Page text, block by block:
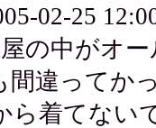
02-25
の中がオー
間違ってか
ら着てない